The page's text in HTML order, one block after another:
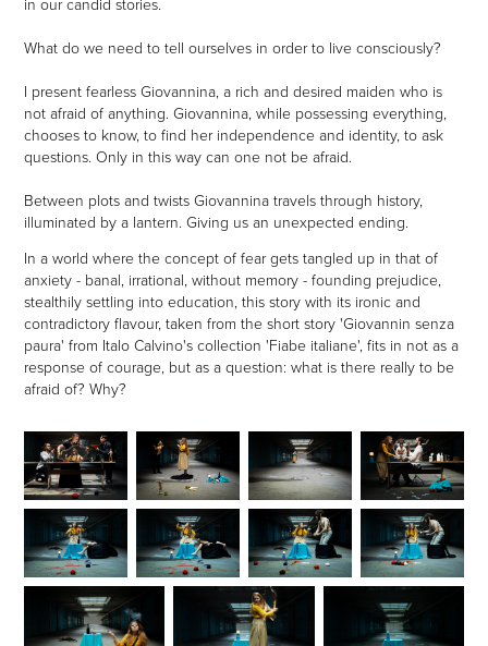
What do we need to tell ourselves in order to live consciously?
I present fearless Giovannina, a rich and desired maiden who is
not afraid of anything. Giovannina, while possessing everything,
chooses to know, to find her independence and identity, to ask
questions. Only in this way can one not be afraid.
Between plots and twists Giovannina travels through history,
illuminated by a lantern. Giving us an unexpected ending.
In a world where the concept of fear gets tangled up in that of
anxiety - banal, irrational, without memory - founding prejudice,
stealthily settling into education, this story with its ironic and
contradictory flavour, taken from the short story 'Giovannin senza
paura' from Italo Calvino's collection 'Fiabe italiane', fits in not as a
response of courage, but as a question: what is there really to be
afraid of? Why?